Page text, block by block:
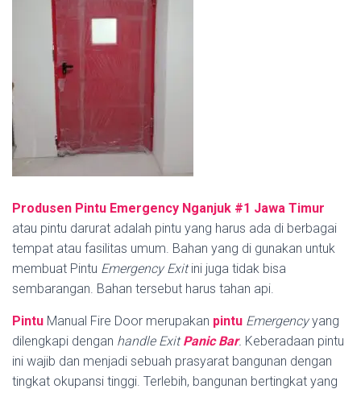
Produsen Pintu Emergency Nganjuk #1 Jawa Timur
atau pintu darurat adalah pintu yang harus ada di berbagai
tempat atau fasilitas umum. Bahan yang di gunakan untuk
membuat Pintu Emergency Exitini juga tidak bisa
sembarangan. Bahan tersebut harus tahan api.
Pintu Manual Fire Door merupakan pintu Emergencyyang
dilengkapi dengan handleExit Panic Bar. Keberadaan pintu
ini wajib dan menjadi sebuah prasyarat bangunan dengan
tingkat okupansi tinggi. Terlebih, bangunan bertingkat yang